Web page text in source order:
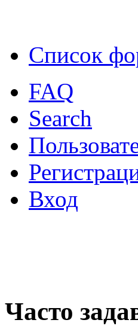
Список
FAQ
Search
Вход
Часто